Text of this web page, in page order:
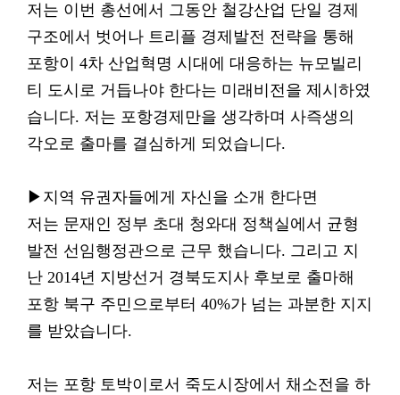
저는 이번 총선에서 그동안 철강산업 단일 경제
구조에서 벗어나 트리플 경제발전 전략을 통해
포항이 4차 산업혁명 시대에 대응하는 뉴모빌리
티 도시로 거듭나야 한다는 미래비전을 제시하였
습니다. 저는 포항경제만을 생각하며 사즉생의
각오로 출마를 결심하게 되었습니다.
▶지역 유권자들에게 자신을 소개 한다면
저는 문재인 정부 초대 청와대 정책실에서 균형
발전 선임행정관으로 근무 했습니다. 그리고 지
난 2014년 지방선거 경북도지사 후보로 출마해
포항 북구 주민으로부터 40%가 넘는 과분한 지지
를 받았습니다.
저는 포항 토박이로서 죽도시장에서 채소전을 하